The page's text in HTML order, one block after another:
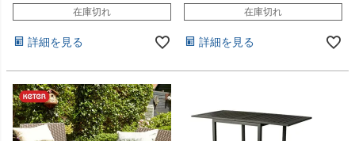
在庫切れ
詳細を見る
在庫切れ
詳細を見る